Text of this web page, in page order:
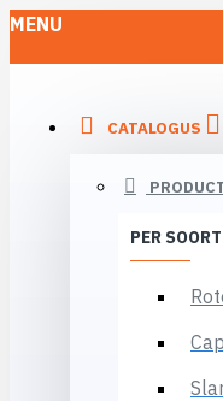
MENU
CATALOGUS
PER SOORT